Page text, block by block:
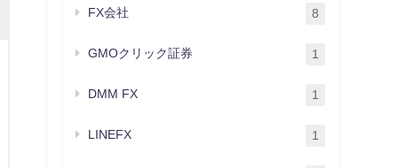
FX会社 8
GMOクリック証券 1
DMM FX 1
LINEFX 1